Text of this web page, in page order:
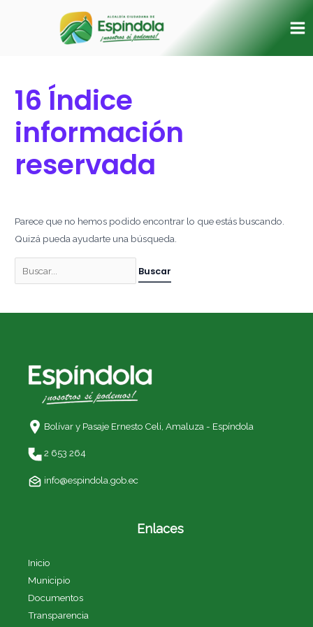
16 Índice
información
reservada
Parece que no hemos podido encontrar lo que estás buscando.
Quizá pueda ayudarte una búsqueda.
Bolívar y Pasaje Ernesto Celi, Amaluza - Espíndola
2 653 264
info@espindola.gob.ec
Enlaces
Inicio
Municipio
Documentos
Transparencia